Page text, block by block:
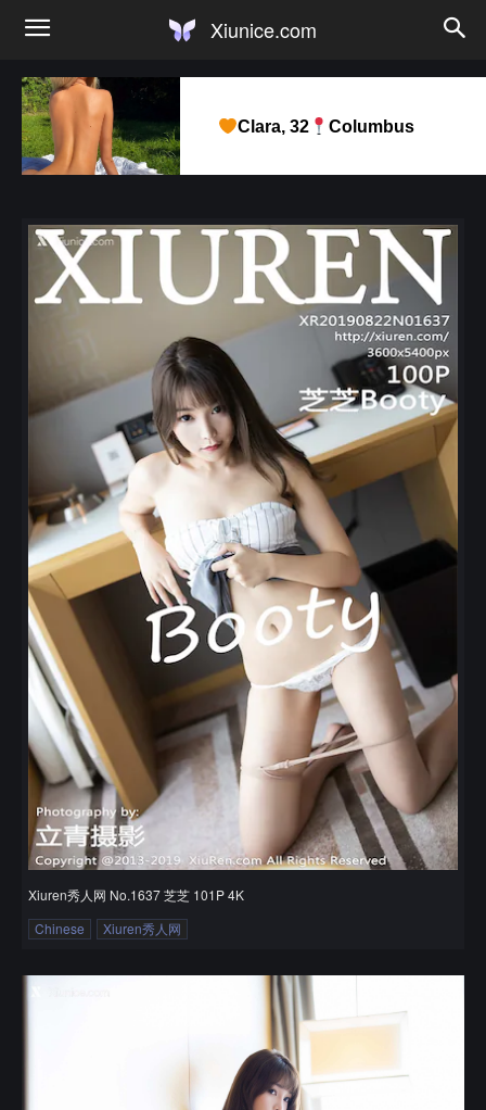
Xiunice.com
Clara, 32 Columbus
Xiuren秀人网 No.1637 芝芝 101P 4K
Chinese
Xiuren秀人网